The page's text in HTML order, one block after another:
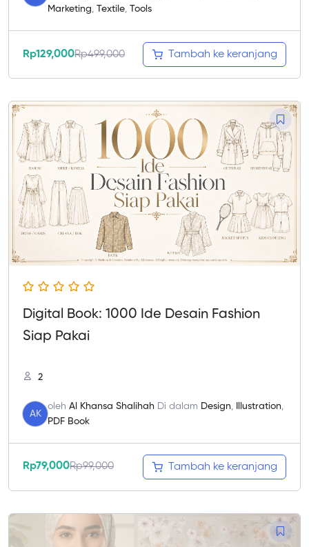
Marketing, Textile, Tools
Rp129,000Rp499,000 Tambah ke keranjang
Digital Book: 1000 Ide Desain Fashion
Siap Pakai
2
AK
oleh Al Khansa Shalihah Di dalam Design Illustration
PDF Book
Rp79,000Rp99,000 Tambah ke keranjang